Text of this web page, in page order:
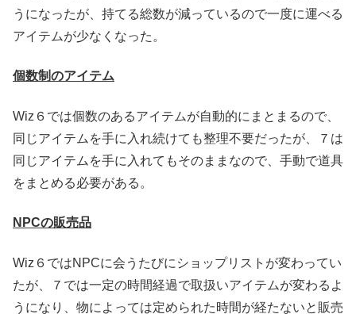
うになったが、持てる総数が減っているので一度に運べる
アイテムが少なくなった。
個数制のアイテム
Wiz６では個数のあるアイテムが自動的にまとまるので、
同じアイテムを手に入れ続けても整理不要だったが、７は
同じアイテムを手に入れてもそのままなので、手動で道具
をまとめる必要がある。
NPCの販売品
Wiz６ではNPCに会うたびにショップリストが変わってい
たが、７では一定の時間経過で取扱いアイテムが変わるよ
うになり、物によっては定められた時間が経たないと販売